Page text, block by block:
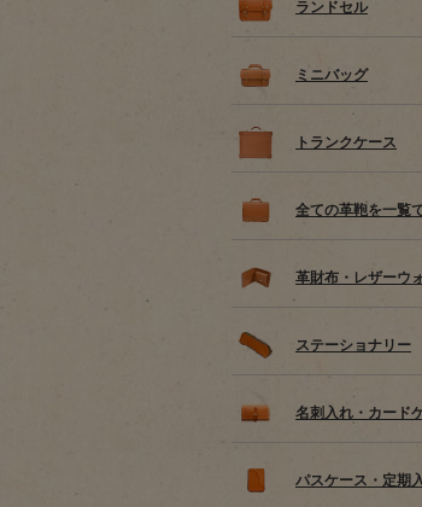
ランドセル
ミニバッグ
トランクケース
全ての革鞄を一覧
革財布・レザーウ
ステーショナリー
名刺入れ・カード
パスケース・定期